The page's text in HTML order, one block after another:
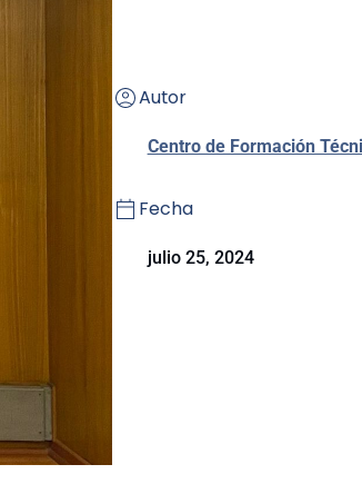
Autor
Centro de Formación
Fecha
julio 25, 2024